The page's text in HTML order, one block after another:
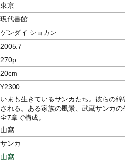
東京
現代書館
ゲンダイ ショカン
2005.7
270p
20cm
¥2300
いまも生きているサンカたち。彼らの
される。ある家族の風景、武蔵サンカ
全7章で構成。
山窩
サンカ
山窩